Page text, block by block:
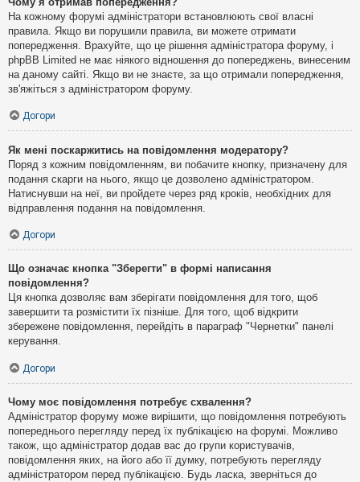
На кожному форумі адміністратори встановлюють свої власні
правила. Якщо ви порушили правила, ви можете отримати
попередження. Врахуйте, що це рішення адміністратора форуму, і
phpBB Limited не має ніякого відношення до попереджень, винесеним
на даному сайті. Якщо ви не знаєте, за що отримали попередження,
зв'яжіться з адміністратором форуму.
Догори
Як мені поскаржитись на повідомлення модератору?
Поряд з кожним повідомленням, ви побачите кнопку, призначену для
подання скарги на нього, якщо це дозволено адміністратором.
Натиснувши на неї, ви пройдете через ряд кроків, необхідних для
відправлення подання на повідомлення.
Догори
Що означає кнопка "Зберегти" в формі написання
повідомлення?
Ця кнопка дозволяє вам зберігати повідомлення для того, щоб
завершити та розмістити їх пізніше. Для того, щоб відкрити
збережене повідомлення, перейдіть в параграф "Чернетки" панелі
керування.
Догори
Чому моє повідомлення потребує схвалення?
Адміністратор форуму може вирішити, що повідомлення потребують
попереднього перегляду перед їх публікацією на форумі. Можливо
також, що адміністратор додав вас до групи користувачів,
повідомлення яких, на його або її думку, потребують перегляду
адміністратором перед публікацією. Будь ласка, зверніться до